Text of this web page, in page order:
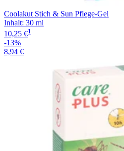
Coolakut Stich & Sun Pflege-Gel
Inhalt: 30 ml
10,25 €1
-13%
8,94 €